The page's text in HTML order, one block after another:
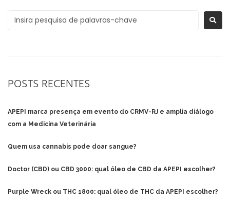
POSTS RECENTES
APEPI marca presença em evento do CRMV-RJ e amplia diálogo
com a Medicina Veterinária
Quem usa cannabis pode doar sangue?
Doctor (CBD) ou CBD 3000: qual óleo de CBD da APEPI escolher?
Purple Wreck ou THC 1800: qual óleo de THC da APEPI escolher?